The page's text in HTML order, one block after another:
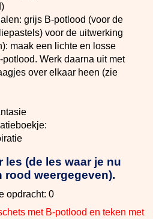
grijs B-potlood (voor de
voor de uitwerking
maak een lichte en losse
Werk daarna uit met
over elkaar heen (zie
les (de les waar je nu
rood weergegeven).
opdracht: 0
met B-potlood en teken met